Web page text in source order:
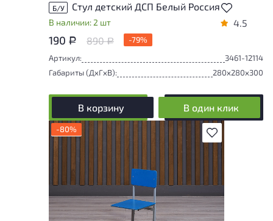
Б/У Стул детский ДСП Белый Россия
В наличии: 2 шт 4.5
190 Р 890Р
-79%
Артикул:
3461-12114
Габариты (ДxГxВ):
280x280x300
В корзину В один клик
В избранное
-80%
Товар может иметь незначительные
повреждения и/или следы эксплуатации,
не влияющие на удобство его
использования